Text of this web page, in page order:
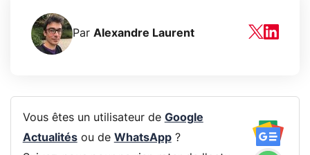
Par Alexandre Laurent
Vous êtes un utilisateur de Google
Actualitésou de WhatsApp?